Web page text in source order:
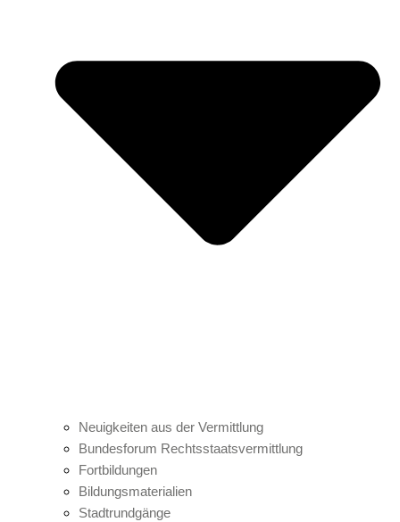
Neuigkeiten aus der Vermittlung
Bundesforum Rechtsstaatsvermittlung
Fortbildungen
Bildungsmaterialien
Stadtrundgänge